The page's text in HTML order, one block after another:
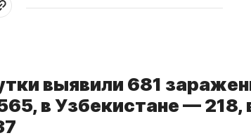
выявили 681
в Узбекистане — 218,